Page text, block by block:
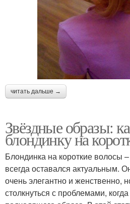
читать дальше →
Звёздные образы:
блондинку на
Блондинка на короткие волосы
всегда оставался актуальным.
очень элегантно и женственно,
столкнуться с проблемами,